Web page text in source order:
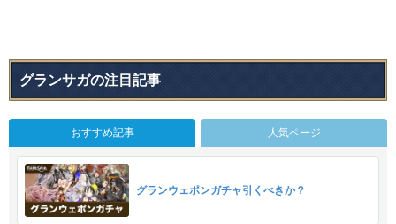
グランサガの注目記事
おすすめ記事 人気ページ
グランウェポンガチャ引くべきか？